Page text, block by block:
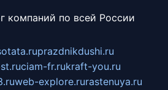
компаний по всей России
prazdnikdushi.ru
ciam-fr.rukraft-you.ru
web-explore.rurastenuya.ru